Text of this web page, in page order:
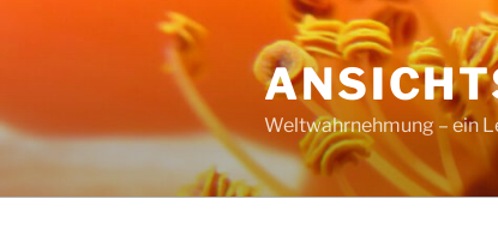
Weltwahrnehmung – ein